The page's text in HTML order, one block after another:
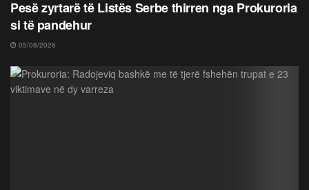
Pesë zyrtarë të Listës Serbe thirren nga Prokuroria
si të pandehur
05/08/2026